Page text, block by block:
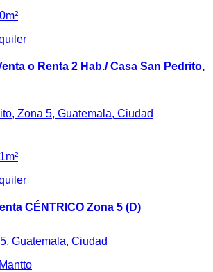
m²
o Renta 2 Hab./ Casa San Pedrito,
Zona 5, Guatemala, Ciudad
m²
CÉNTRICO Zona 5 (D)
Guatemala, Ciudad